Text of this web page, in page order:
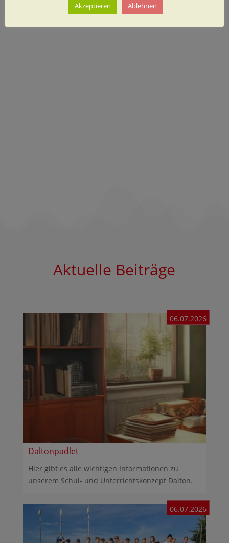
Aktuelle Beiträge
Daltonpadlet
06.07.2026
Hier gibt es alle wichtigen Informationen zu
unserem Schul- und Unterrichtskonzept Dalton.
06.07.2026
Akzeptieren Ablehnen